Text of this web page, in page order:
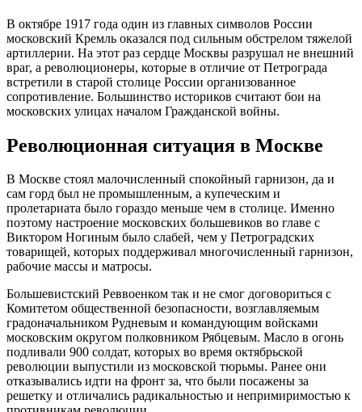
В октябре 1917 года один из главных символов России
московский Кремль оказался под сильным обстрелом тяжелой
артиллерии. На этот раз сердце Москвы разрушал не внешний
враг, а революционеры, которые в отличие от Петрограда
встретили в старой столице России организованное
сопротивление. Большинство историков считают бои на
московских улицах началом Гражданской войны.
Революционная ситуация в Москве
В Москве стоял малочисленный спокойный гарнизон, да и
сам горд был не промышленным, а купеческим и
пролетариата было гораздо меньше чем в столице. Именно
поэтому настроение московских большевиков во главе с
Виктором Ногиным было слабей, чем у Петроградских
товарищей, которых поддерживал многочисленный гарнизон,
рабочие массы и матросы.
Большевистский Реввоенком так и не смог договориться с
Комитетом общественной безопасности, возглавляемым
градоначальником Рудневым и командующим войсками
московским округом полковником Рябцевым. Масло в огонь
подливали 900 солдат, которых во время октябрьской
революции выпустили из московской тюрьмы. Ранее они
отказывались идти на фронт за, что были посажены за
решетку и отличались радикальностью и непримиримостью к